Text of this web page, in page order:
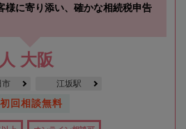
様に寄り添い、確かな相続税申告
大阪
市 江坂駅
初回相談無料